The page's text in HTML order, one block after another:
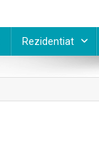
Rezidentiat